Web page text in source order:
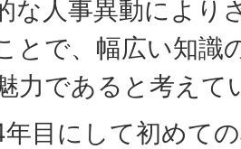
な人事異動により
とで、幅広い知識
力であると考えて
目にして初めて